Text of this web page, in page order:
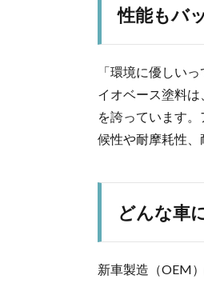
性能もバ
「環境に優しい
イオベース塗料
を誇っています
候性や耐摩耗性、
どんな車
新車製造（OEM